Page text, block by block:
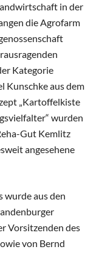
in der
die Agrofarm
Kategorie
Kunschke aus dem
„Kartoffelkiste
wurden
Gut Kemlitz
angesehene
wurde aus den
Vorsitzenden des
von Bernd